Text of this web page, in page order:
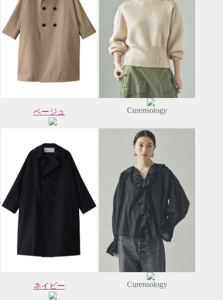
ベージュ Curensology
ネイビー Curensology